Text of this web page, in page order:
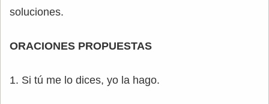
soluciones.
ORACIONES PROPUESTAS
1. Si tú me lo dices, yo la hago.